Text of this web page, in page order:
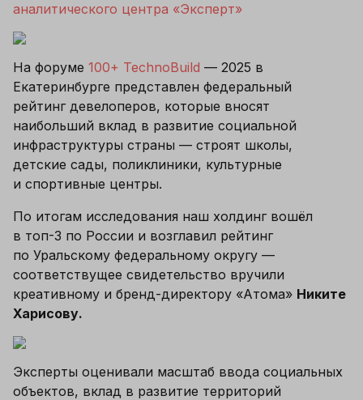
аналитического центра «Эксперт»
На форуме 100+ TechnoBuild — 2025 в
Екатеринбурге представлен федеральный
рейтинг девелоперов, которые вносят
наибольший вклад в развитие социальной
инфраструктуры страны — строят школы,
детские сады, поликлиники, культурные
и спортивные центры.
По итогам исследования наш холдинг вошёл
в топ-3 по России и возглавил рейтинг
по Уральскому федеральному округу —
соответствущее свидетельство вручили
креативному и бренд-директору «Атома» Никите
Харисову.
Эксперты оценивали масштаб ввода социальных
объектов, вклад в развитие территорий